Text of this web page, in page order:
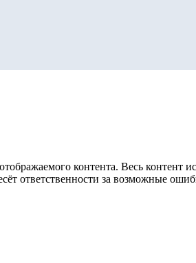
контента. Весь контент
ответственности за возможные